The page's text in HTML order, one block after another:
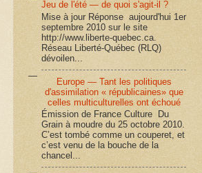
Jeu de l'été — de quoi s'agit-il ?
Mise à jour Réponse aujourd'hui 1er
septembre 2010 sur le site
http://www.liberte-quebec.ca.
Réseau Liberté-Québec (RLQ)
dévoilen...
Europe — Tant les politiques
d'assimilation « républicaines» que
celles multiculturelles ont échoué
Émission de France Culture Du
Grain à moudre du 25 octobre 2010.
C’est tombé comme un couperet, et
c’est venu de la bouche de la
chancel...